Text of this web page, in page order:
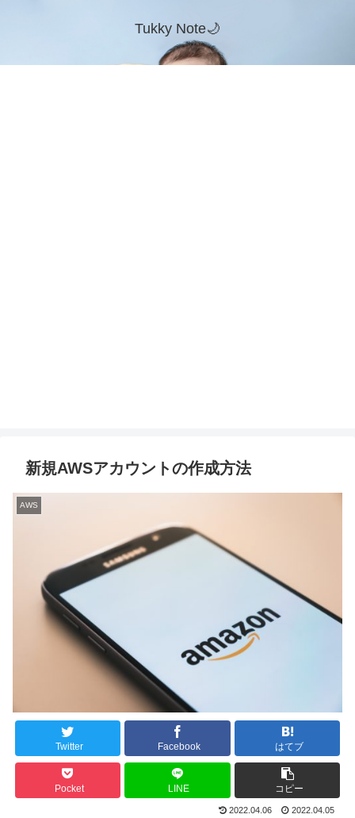
Tukky Note🌙
新規AWSアカウントの作成方法
AWS
Twitter Facebook はてブ
Pocket LINE コピー
2022.04.06 2022.04.05